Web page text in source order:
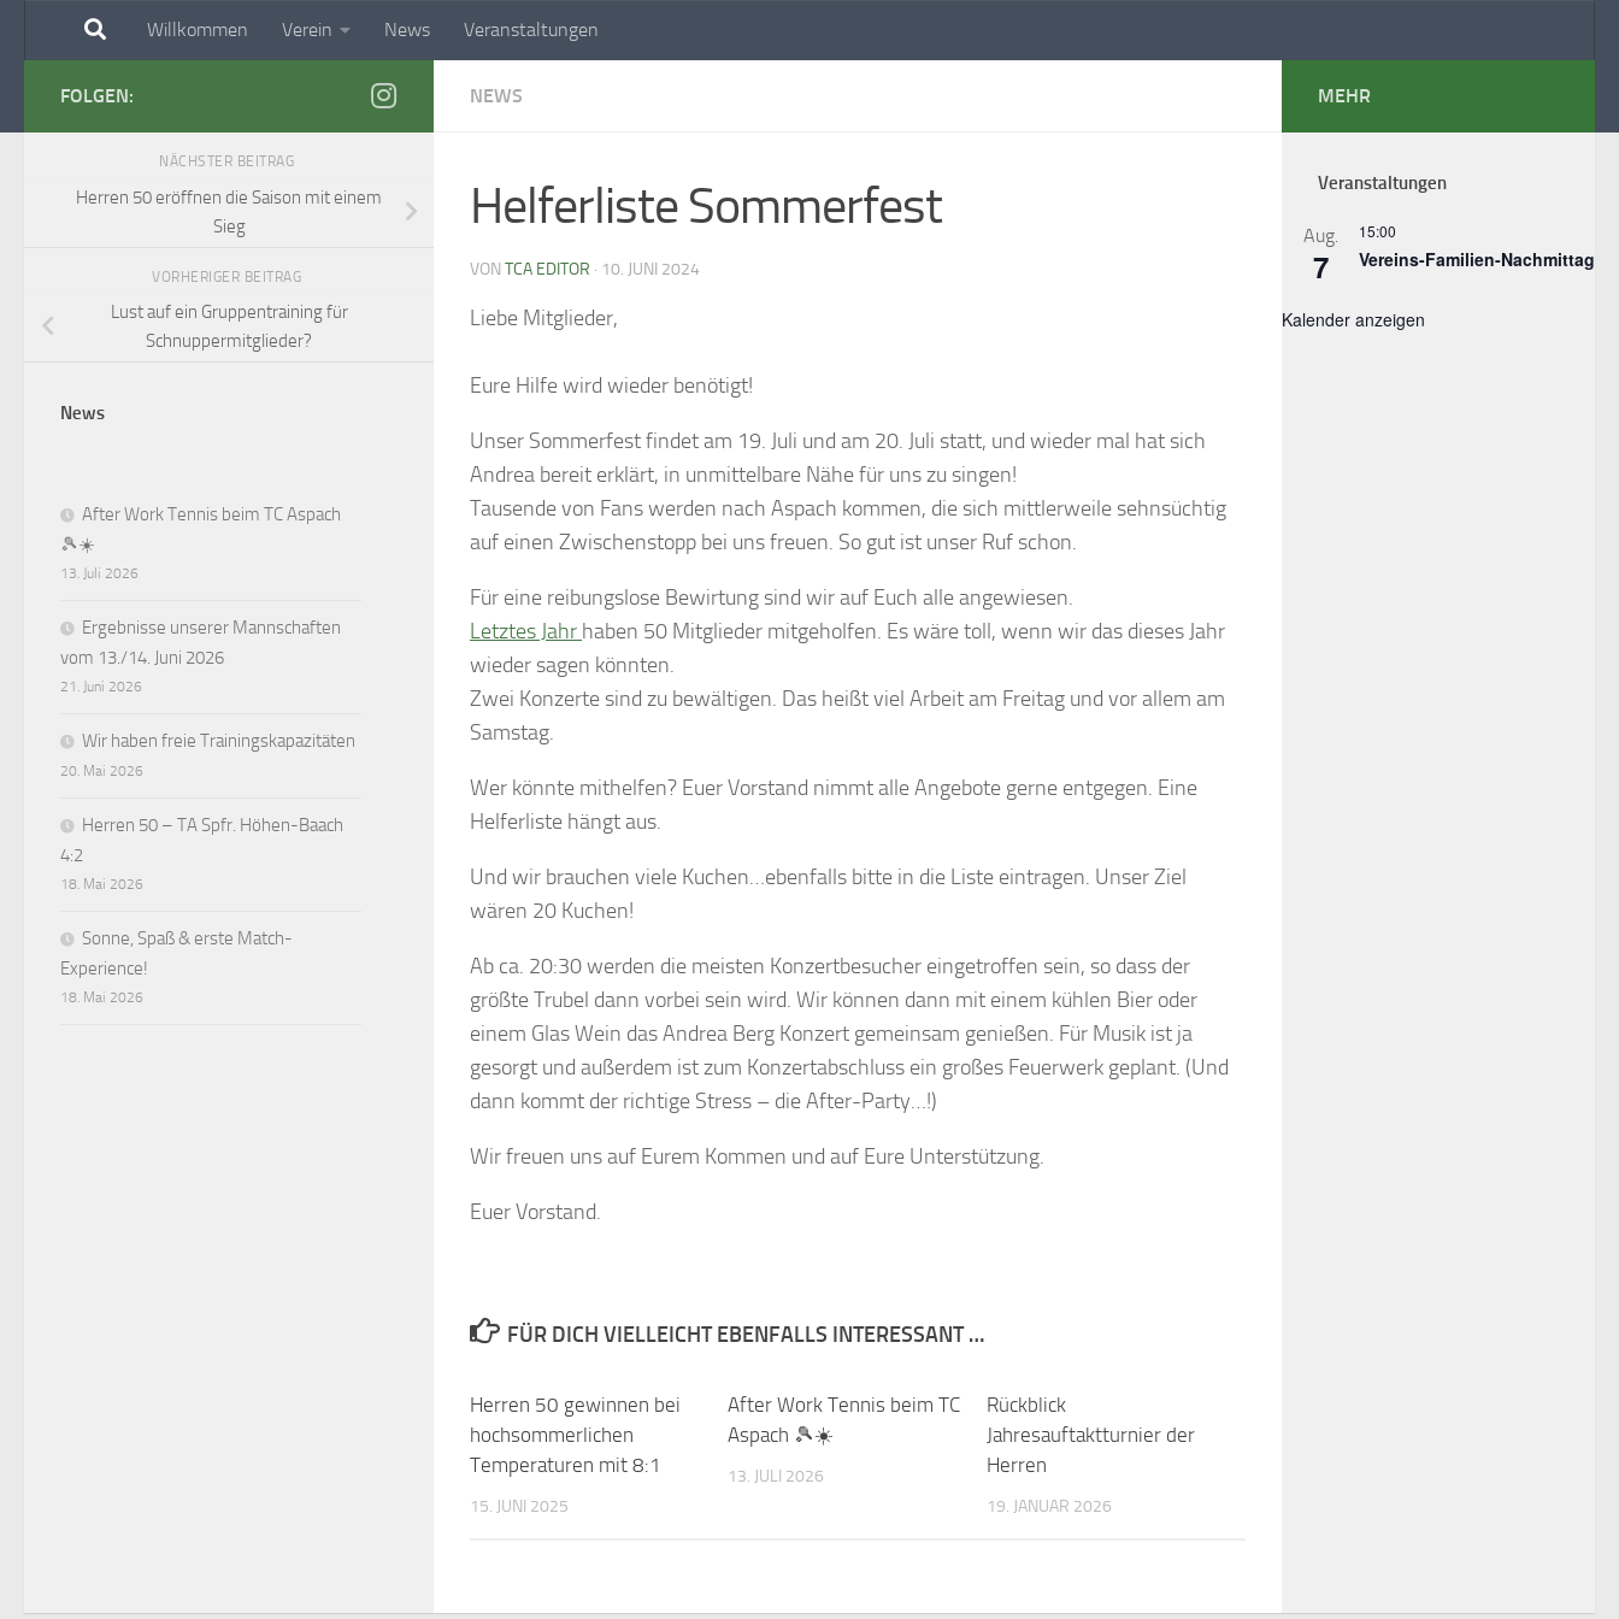
Zum Inhalt springen
Willkommen Verein News Veranstaltungen
NEWS
Helferliste Sommerfest
VON TCA EDITOR · 10. JUNI 2024
Liebe Mitglieder,
Eure Hilfe wird wieder benötigt!
Unser Sommerfest findet am 19. Juli und am 20. Juli statt, und wieder mal hat sich
Andrea bereit erklärt, in unmittelbare Nähe für uns zu singen!
Tausende von Fans werden nach Aspach kommen, die sich mittlerweile sehnsüchtig
auf einen Zwischenstopp bei uns freuen. So gut ist unser Ruf schon.
Für eine reibungslose Bewirtung sind wir auf Euch alle angewiesen.
Letztes Jahr haben 50 Mitglieder mitgeholfen. Es wäre toll, wenn wir das dieses Jahr
wieder sagen könnten.
Zwei Konzerte sind zu bewältigen. Das heißt viel Arbeit am Freitag und vor allem am
Samstag.
Wer könnte mithelfen? Euer Vorstand nimmt alle Angebote gerne entgegen. Eine
Helferliste hängt aus.
Und wir brauchen viele Kuchen…ebenfalls bitte in die Liste eintragen. Unser Ziel
wären 20 Kuchen!
Ab ca. 20:30 werden die meisten Konzertbesucher eingetroffen sein, so dass der
größte Trubel dann vorbei sein wird. Wir können dann mit einem kühlen Bier oder
einem Glas Wein das Andrea Berg Konzert gemeinsam genießen. Für Musik ist ja
gesorgt und außerdem ist zum Konzertabschluss ein großes Feuerwerk geplant. (Und
dann kommt der richtige Stress – die After-Party…!)
Wir freuen uns auf Eurem Kommen und auf Eure Unterstützung.
Euer Vorstand.
FÜR DICH VIELLEICHT EBENFALLS INTERESSANT …
Herren 50 gewinnen bei
hochsommerlichen
Temperaturen mit 8:1
15. JUNI 2025
After Work Tennis beim TC
Aspach 🎾☀️
13. JULI 2026
Rückblick
Jahresauftaktturnier der
Herren
19. JANUAR 2026
FOLGEN:
NÄCHSTER BEITRAG
Herren 50 eröffnen die Saison mit einem
Sieg
VORHERIGER BEITRAG
Lust auf ein Gruppentraining für
Schnuppermitglieder?
News
After Work Tennis beim TC Aspach
🎾☀️
13. Juli 2026
Ergebnisse unserer Mannschaften
vom 13./14. Juni 2026
21. Juni 2026
Wir haben freie Trainingskapazitäten
20. Mai 2026
Herren 50 – TA Spfr. Höhen-Baach
4:2
18. Mai 2026
Sonne, Spaß & erste Match-
Experience!
18. Mai 2026
MEHR
Veranstaltungen
Aug.
7
15:00
Vereins-Familien-Nachmittag
Kalender anzeigen